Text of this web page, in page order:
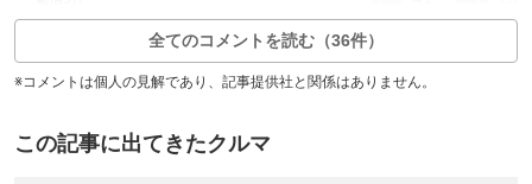
全てのコメントを読む（36件）
※コメントは個人の見解であり、記事提供社と関係はありません。
この記事に出てきたクルマ